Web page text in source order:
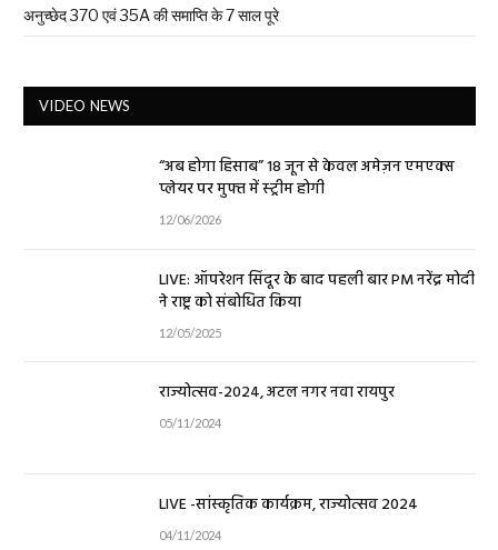
अनुच्छेद 370 एवं 35A की समाप्ति के 7 साल पूरे
VIDEO NEWS
“अब होगा हिसाब” 18 जून से केवल अमेज़न एमएक्स
प्लेयर पर मुफ्त में स्ट्रीम होगी
12/06/2026
LIVE: ऑपरेशन सिंदूर के बाद पहली बार PM नरेंद्र मोदी
ने राष्ट्र को संबोधित किया
12/05/2025
राज्योत्सव-2024, अटल नगर नवा रायपुर
05/11/2024
LIVE -सांस्कृतिक कार्यक्रम, राज्योत्सव 2024
04/11/2024